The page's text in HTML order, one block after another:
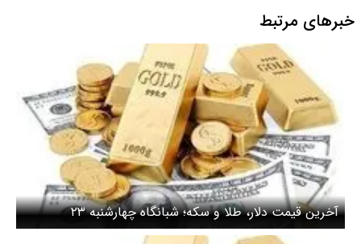
خبرهای مرتبط
آخرین قیمت دلار، طلا و سکه؛ شبانگاه چهارشنبه ۲۳
اردیبهشت ۱۴۰۵/ قیمت طلا نزولی شد